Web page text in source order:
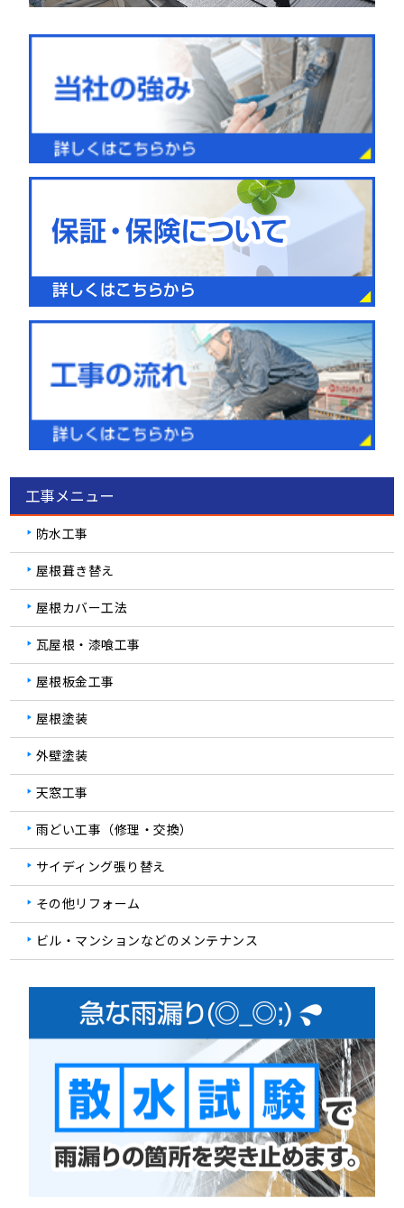
工事メニュー
防水工事
屋根葺き替え
屋根カバー工法
瓦屋根・漆喰工事
屋根板金工事
屋根塗装
外壁塗装
天窓工事
雨どい工事（修理・交換）
サイディング張り替え
その他リフォーム
ビル・マンションなどのメンテナンス